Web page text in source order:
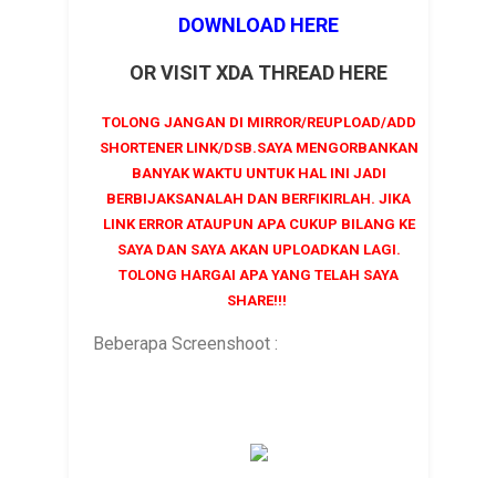
DOWNLOAD HERE
OR VISIT XDA THREAD HERE
TOLONG JANGAN DI MIRROR/REUPLOAD/ADD
SHORTENER LINK/DSB.SAYA MENGORBANKAN
BANYAK WAKTU UNTUK HAL INI JADI
BERBIJAKSANALAH DAN BERFIKIRLAH. JIKA
LINK ERROR ATAUPUN APA CUKUP BILANG KE
SAYA DAN SAYA AKAN UPLOADKAN LAGI.
TOLONG HARGAI APA YANG TELAH SAYA
SHARE!!!
Beberapa Screenshoot :